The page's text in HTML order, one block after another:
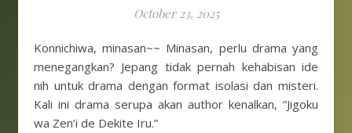
October 23, 2025
Konnichiwa, minasan~~ Minasan, perlu drama yang
menegangkan? Jepang tidak pernah kehabisan ide
nih untuk drama dengan format isolasi dan misteri.
Kali ini drama serupa akan author kenalkan, “Jigoku
wa Zen’i de Dekite Iru.”